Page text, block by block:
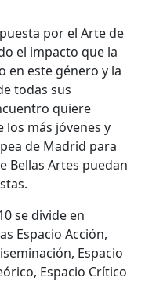
por el Arte de
el impacto que la
en este género y la
todas sus
quiere
más jóvenes y
de Madrid para
Bellas Artes puedan
se divide en
Espacio Acción,
Espacio
Espacio Crítico